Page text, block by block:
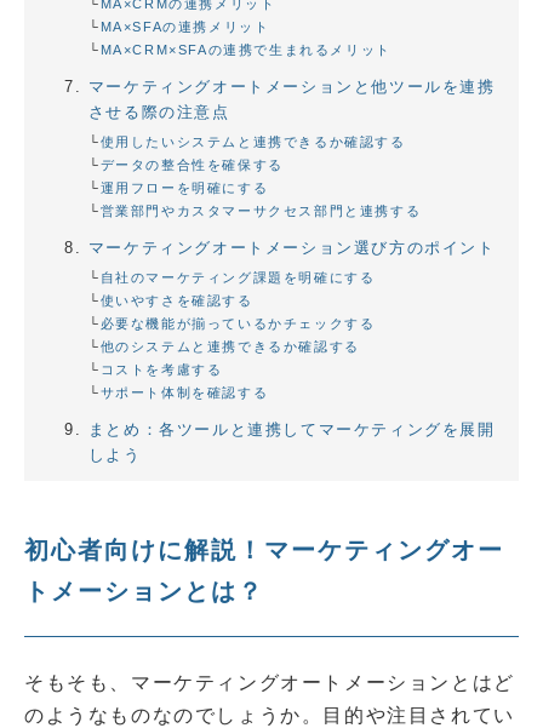
MA×CRMの連携メリット
MA×SFAの連携メリット
MA×CRM×SFAの連携で生まれるメリット
マーケティングオートメーションと他ツールを連携
させる際の注意点
使用したいシステムと連携できるか確認する
データの整合性を確保する
運用フローを明確にする
営業部門やカスタマーサクセス部門と連携する
マーケティングオートメーション選び方のポイント
自社のマーケティング課題を明確にする
使いやすさを確認する
必要な機能が揃っているかチェックする
他のシステムと連携できるか確認する
コストを考慮する
サポート体制を確認する
まとめ：各ツールと連携してマーケティングを展開
しよう
初心者向けに解説！マーケティングオー
トメーションとは？
そもそも、マーケティングオートメーションとはど
のようなものなのでしょうか。目的や注目されてい